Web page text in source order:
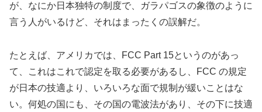
が、なにか日本独特の制度で、ガラパゴスの象徴のように
言う人がいるけど、それはまったくの誤解だ。
たとえば、アメリカでは、FCC Part 15というのがあっ
て、これはこれで認定を取る必要があるし、FCC の規定
が日本の技適より、いろいろな面で規制が緩いことはな
い。何処の国にも、その国の電波法があり、その下に技適